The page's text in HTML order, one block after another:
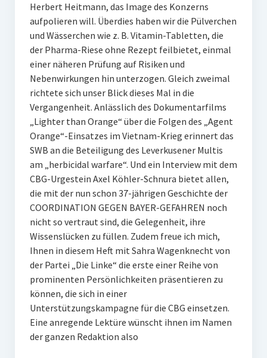
Herbert Heitmann, das Image des Konzerns
aufpolieren will. Überdies haben wir die Pülverchen
und Wässerchen wie z. B. Vitamin-Tabletten, die
der Pharma-Riese ohne Rezept feilbietet, einmal
einer näheren Prüfung auf Risiken und
Nebenwirkungen hin unterzogen. Gleich zweimal
richtete sich unser Blick dieses Mal in die
Vergangenheit. Anlässlich des Dokumentarfilms
„Lighter than Orange“ über die Folgen des „Agent
Orange“-Einsatzes im Vietnam-Krieg erinnert das
SWB an die Beteiligung des Leverkusener Multis
am „herbicidal warfare“. Und ein Interview mit dem
CBG-Urgestein Axel Köhler-Schnura bietet allen,
die mit der nun schon 37-jährigen Geschichte der
COORDINATION GEGEN BAYER-GEFAHREN noch
nicht so vertraut sind, die Gelegenheit, ihre
Wissenslücken zu füllen. Zudem freue ich mich,
Ihnen in diesem Heft mit Sahra Wagenknecht von
der Partei „Die Linke“ die erste einer Reihe von
prominenten Persönlichkeiten präsentieren zu
können, die sich in einer
Unterstützungskampagne für die CBG einsetzen.
Eine anregende Lektüre wünscht ihnen im Namen
der ganzen Redaktion also